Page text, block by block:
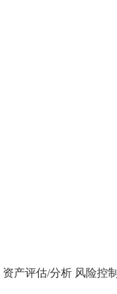
资产评估/分析 风险控制